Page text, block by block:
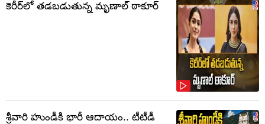
కెరీర్‌లో తడబడుతున్న మృణాల్ ఠాకూర్
శ్రీవారి హుండీకి భారీ ఆదాయం.. టీటీడీ